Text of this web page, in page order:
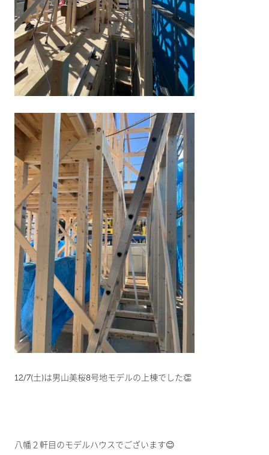
12/7(土)は男山美桜8号地モデルの上棟でした👏
八幡２軒目のモデルハウスでございます😊